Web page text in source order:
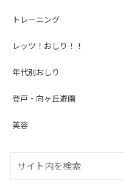
トレーニング
レッツ！おしり！！
年代別おしり
登戸・向ヶ丘遊園
美容